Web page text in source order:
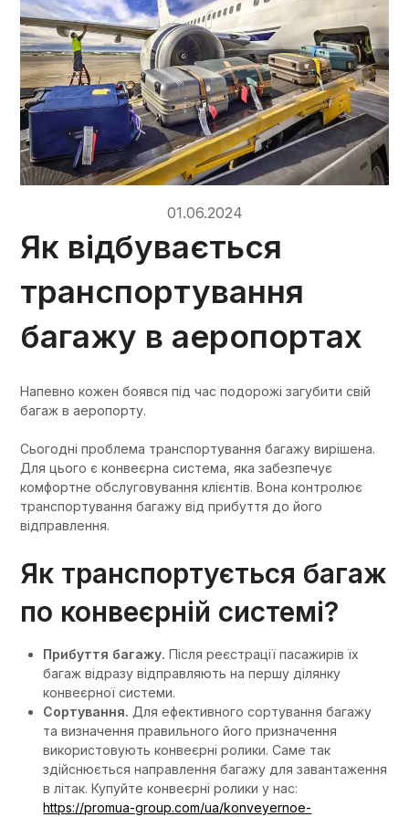
01.06.2024
Як відбувається
транспортування
багажу в аеропортах
Напевно кожен боявся під час подорожі загубити свій
багаж в аеропорту.
Сьогодні проблема транспортування багажу вирішена.
Для цього є конвеєрна система, яка забезпечує
комфортне обслуговування клієнтів. Вона контролює
транспортування багажу від прибуття до його
відправлення.
Як транспортується багаж
по конвеєрній системі?
Прибуття багажу.Після реєстрації пасажирів їх
багаж відразу відправляють на першу ділянку
конвеєрної системи.
Сортування.Для ефективного сортування багажу
та визначення правильного його призначення
використовують конвеєрні ролики. Саме так
здійснюється направлення багажу для завантаження
в літак. Купуйте конвеєрні ролики у нас:
https://promua-group.com/ua/konveyernoe-